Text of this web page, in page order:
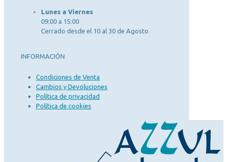
Lunes a Viernes
09:00 a 15:00
Cerrado desde el 10 al 30 de Agosto
INFORMACIÓN
Condiciones de Venta
Cambios y Devoluciones
Política de privacidad
Política de cookies